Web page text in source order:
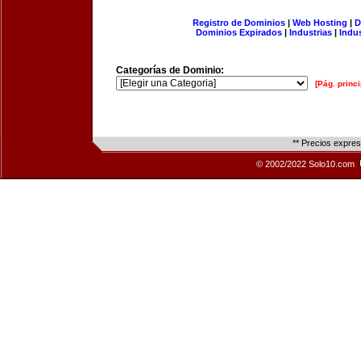
Registro de Dominios| Web Hosting |
Dominios Expirados | Industrias |
Categorías de Dominio:
[Pág.
** Precios
© 2002/2022 Solo10.com